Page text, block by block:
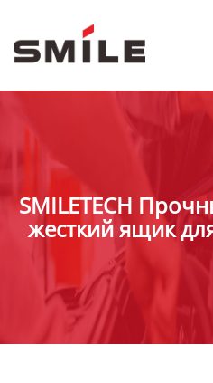
Продукция
О нас
Контакты
SMILETECH
жесткий ящик
инструментов,